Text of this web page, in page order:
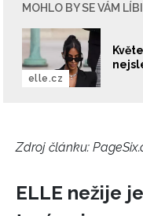
MOHLO BY SE VÁM
elle.cz
Zdroj článku:
ELLE nežije